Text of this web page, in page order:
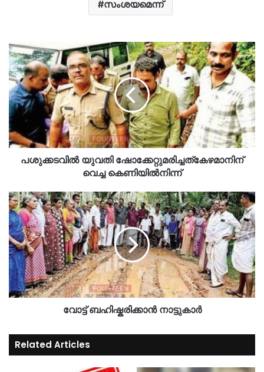
സംശയമെന്ന്
പശുക്കടവിൽ യുവതി ഷോക്കേറ്റുമരിച്ചത്‌കേഴമാനിന്
വെച്ച കെണിയിൽനിന്ന്
വോട്ട് ബഹിഷ്കരിക്കാൻ നാട്ടുകാർ
Related Articles